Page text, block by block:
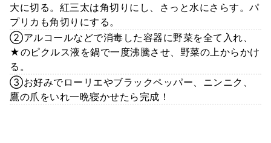
大に切る。紅三太は角切りにし、さっと水にさらす。パ
プリカも角切りにする。
②アルコールなどで消毒した容器に野菜を全て入れ、
★のピクルス液を鍋で一度沸騰させ、野菜の上からかけ
る。
③お好みでローリエやブラックペッパー、ニンニク、
鷹の爪をいれ一晩寝かせたら完成！